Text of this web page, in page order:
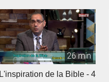
26 min
L'inspiration de la Bible - 4